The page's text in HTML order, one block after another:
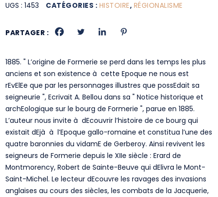
UGS :1453 CATÉGORIES : HISTOIRE, RÉGIONALISME
PARTAGER :
1885. " L’origine de Formerie se perd dans les temps les plus
anciens et son existence à cette Epoque ne nous est
rEvElEe que par les personnages illustres que possEdait sa
seigneurie ", Ecrivait A. Bellou dans sa " Notice historique et
archEologique sur le bourg de Formerie ", parue en 1885.
L’auteur nous invite à dEcouvrir l’histoire de ce bourg qui
existait dEjà à l’Epoque gallo-romaine et constitua l’une des
quatre baronnies du vidamE de Gerberoy. Ainsi revivent les
seigneurs de Formerie depuis le XIIe siècle : Erard de
Montmorency, Robert de Sainte-Beuve qui dElivra le Mont-
Saint-Michel. Le lecteur dEcouvre les ravages des invasions
anglaises au cours des siècles, les combats de la Jacquerie,